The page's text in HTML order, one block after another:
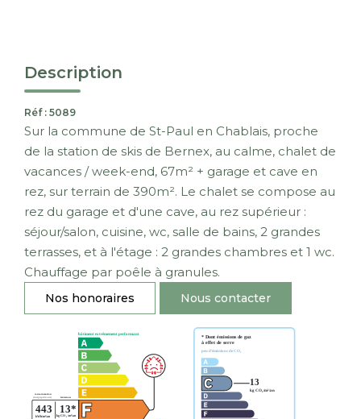
Description
Réf : 5089
Sur la commune de St-Paul en Chablais, proche
de la station de skis de Bernex, au calme, chalet de
vacances / week-end, 67m² + garage et cave en
rez, sur terrain de 390m². Le chalet se compose au
rez du garage et d'une cave, au rez supérieur :
séjour/salon, cuisine, wc, salle de bains, 2 grandes
terrasses, et à l'étage : 2 grandes chambres et 1 wc.
Chauffage par poêle à granules.
Nos honoraires Nous contacter